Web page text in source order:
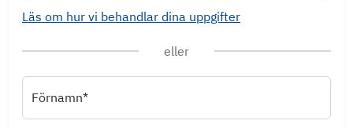
Läs om hur vi behandlar dina uppgifter
eller
Förnamn*